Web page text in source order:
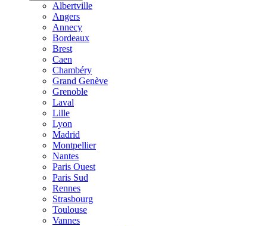
Albertville
Angers
Annecy
Bordeaux
Brest
Caen
Chambéry
Grand Genève
Grenoble
Laval
Lille
Lyon
Madrid
Montpellier
Nantes
Paris Ouest
Paris Sud
Rennes
Strasbourg
Toulouse
Vannes